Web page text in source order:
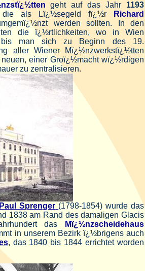
geht auf das Jahr 1193
die als Lï¿½segeld fï¿½r
Richard
werden sollten. In den
die ï¿½rtlichkeiten, wo in Wien
man
sich zu Beginn des 19.
aller Wiener Mï¿½nzwerkstï¿½tten
einer Groï¿½macht wï¿½rdigen
zu zentralisieren.
Paul Sprenger (1798-1854) wurde das
1838 am Rand des damaligen Glacis
das
Mï¿½nzscheidehaus
in unserem Bezirk ï¿½brigens auch
, das 1840 bis 1844 errichtet worden